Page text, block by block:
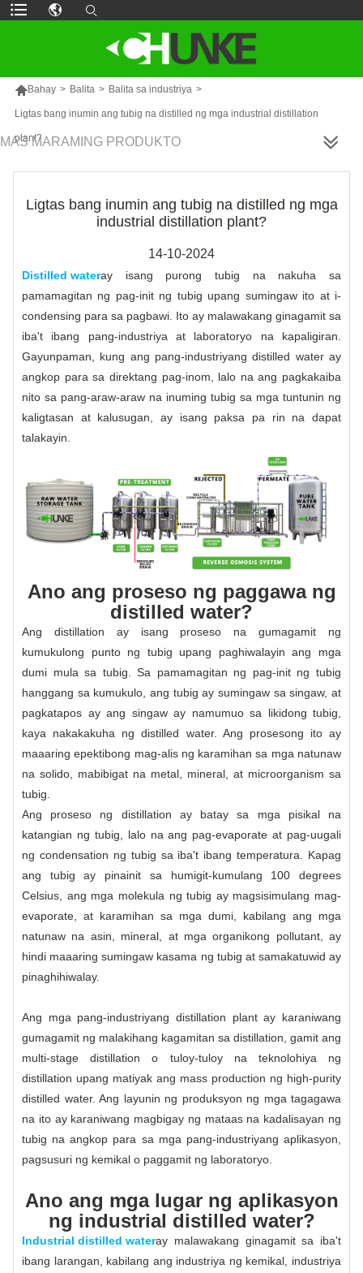
Bahay > Balita > Balita sa industriya >
Ligtas bang inumin ang tubig na distilled ng mga industrial distillation
plant?
MAS MARAMING PRODUKTO
Ligtas bang inumin ang tubig na distilled ng mga
industrial distillation plant?
14-10-2024
Distilled wateray isang purong tubig na nakuha sa
pamamagitan ng pag-init ng tubig upang sumingaw ito at i-
condensing para sa pagbawi. Ito ay malawakang ginagamit sa
iba't ibang pang-industriya at laboratoryo na kapaligiran.
Gayunpaman, kung ang pang-industriyang distilled water ay
angkop para sa direktang pag-inom, lalo na ang pagkakaiba
nito sa pang-araw-araw na inuming tubig sa mga tuntunin ng
kaligtasan at kalusugan, ay isang paksa pa rin na dapat
talakayin.
Ano ang proseso ng paggawa ng
distilled water?
Ang distillation ay isang proseso na gumagamit ng
kumukulong punto ng tubig upang paghiwalayin ang mga
dumi mula sa tubig. Sa pamamagitan ng pag-init ng tubig
hanggang sa kumukulo, ang tubig ay sumingaw sa singaw, at
pagkatapos ay ang singaw ay namumuo sa likidong tubig,
kaya nakakakuha ng distilled water. Ang prosesong ito ay
maaaring epektibong mag-alis ng karamihan sa mga natunaw
na solido, mabibigat na metal, mineral, at microorganism sa
tubig.
Ang proseso ng distillation ay batay sa mga pisikal na
katangian ng tubig, lalo na ang pag-evaporate at pag-uugali
ng condensation ng tubig sa iba't ibang temperatura. Kapag
ang tubig ay pinainit sa humigit-kumulang 100 degrees
Celsius, ang mga molekula ng tubig ay magsisimulang mag-
evaporate, at karamihan sa mga dumi, kabilang ang mga
natunaw na asin, mineral, at mga organikong pollutant, ay
hindi maaaring sumingaw kasama ng tubig at samakatuwid ay
pinaghihiwalay.
Ang mga pang-industriyang distillation plant ay karaniwang
gumagamit ng malakihang kagamitan sa distillation, gamit ang
multi-stage distillation o tuloy-tuloy na teknolohiya ng
distillation upang matiyak ang mass production ng high-purity
distilled water. Ang layunin ng produksyon ng mga tagagawa
na ito ay karaniwang magbigay ng mataas na kadalisayan ng
tubig na angkop para sa mga pang-industriyang aplikasyon,
pagsusuri ng kemikal o paggamit ng laboratoryo.
Ano ang mga lugar ng aplikasyon
ng industrial distilled water?
Industrial distilled wateray malawakang ginagamit sa iba't
ibang larangan, kabilang ang industriya ng kemikal, industriya